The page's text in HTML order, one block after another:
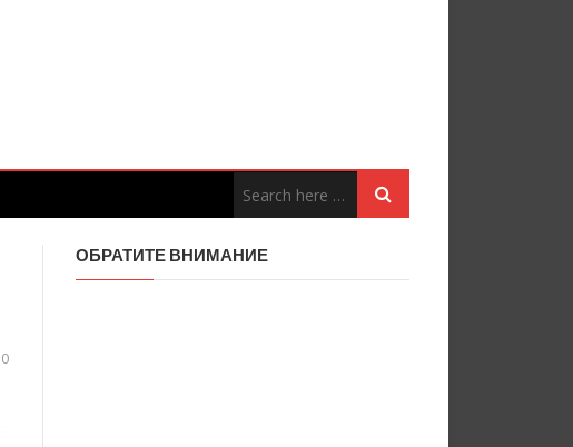
0
ОБРАТИТЕ ВНИМАНИЕ